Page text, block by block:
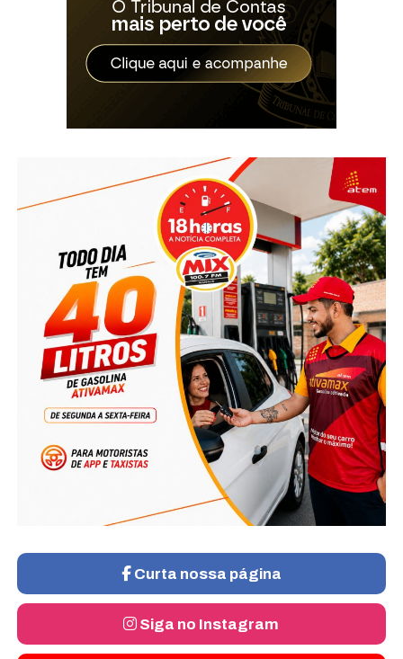
Curta nossa página
Siga no Instagram